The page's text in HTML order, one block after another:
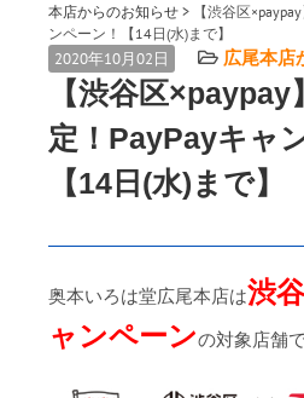
本店からのお知らせ >
【渋谷区
ンペーン！【14日(水)まで】
2020年10月02日 広尾本店
【渋谷区×paypay
定！PayPayキャ
【14日(水)まで】
奥本いろは堂広尾本店は渋
ャンペーンの対象店舗